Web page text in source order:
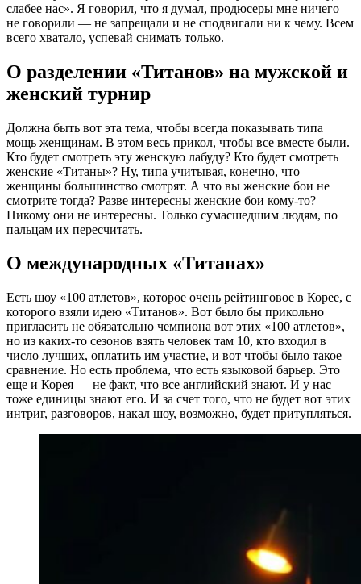
слабее нас». Я говорил, что я думал, продюсеры мне ничего
не говорили — не запрещали и не сподвигали ни к чему. Всем
всего хватало, успевай снимать только.
О разделении «Титанов» на мужской и
женский турнир
Должна быть вот эта тема, чтобы всегда показывать типа
мощь женщинам. В этом весь прикол, чтобы все вместе были.
Кто будет смотреть эту женскую лабуду? Кто будет смотреть
женские «Титаны»? Ну, типа учитывая, конечно, что
женщины большинство смотрят. А что вы женские бои не
смотрите тогда? Разве интересны женские бои кому-то?
Никому они не интересны. Только сумасшедшим людям, по
пальцам их пересчитать.
О международных «Титанах»
Есть шоу «100 атлетов», которое очень рейтинговое в Корее, с
которого взяли идею «Титанов». Вот было бы прикольно
пригласить не обязательно чемпиона вот этих «100 атлетов»,
но из каких-то сезонов взять человек там 10, кто входил в
число лучших, оплатить им участие, и вот чтобы было такое
сравнение. Но есть проблема, что есть языковой барьер. Это
еще и Корея — не факт, что все английский знают. И у нас
тоже единицы знают его. И за счет того, что не будет вот этих
интриг, разговоров, накал шоу, возможно, будет притупляться.